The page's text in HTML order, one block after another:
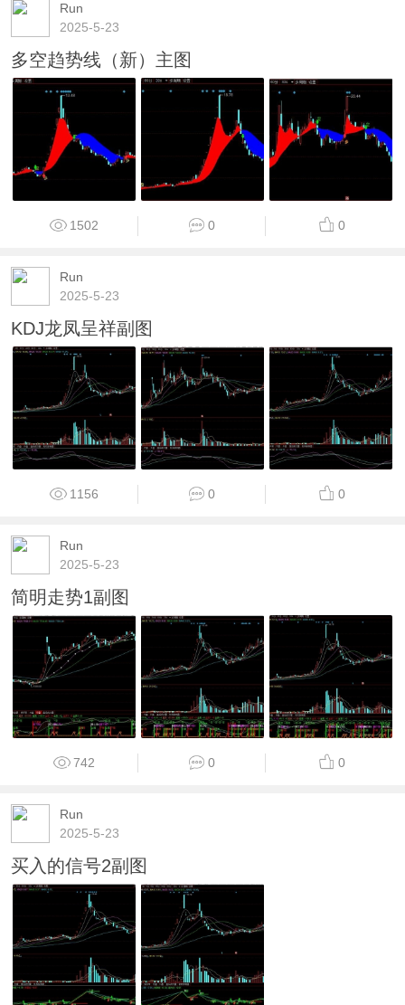
Run
2025-5-23
多空趋势线（新）主图
1502 0 0
Run
2025-5-23
KDJ龙凤呈祥副图
1156 0 0
Run
2025-5-23
简明走势1副图
742 0 0
Run
2025-5-23
买入的信号2副图